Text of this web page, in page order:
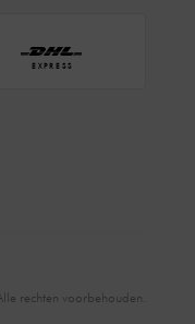
EXPRESS
rechten voorbehouden.